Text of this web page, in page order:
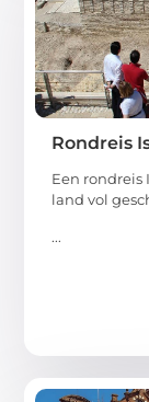
Rondreis
Een rondreis
land vol
...